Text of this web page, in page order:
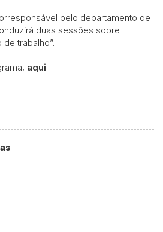
pelo departamento de
duas sessões sobre
trabalho”.
aqui: